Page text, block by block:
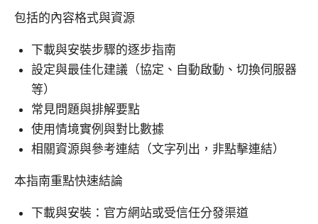
包括的內容格式與資源
下載與安裝步驟的逐步指南
設定與最佳化建議（協定、自動啟動、切換伺服器
等）
常見問題與排解要點
使用情境實例與對比數據
相關資源與參考連結（文字列出，非點擊連結）
本指南重點快速結論
下載與安裝：官方網站或受信任分發渠道